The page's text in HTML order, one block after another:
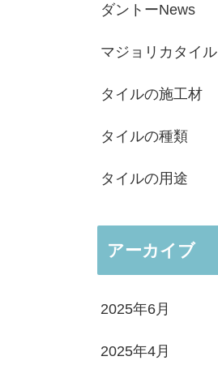
ダントーNews
マジョリカタイル
タイルの施工材
タイルの種類
タイルの用途
アーカイブ
2025年6月
2025年4月